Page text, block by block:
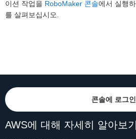
이션 작업을 RoboMaker 콘솔에서 실행
를 살펴보십시오.
콘솔에 로그인
AWS에 대해 자세히 알아보기